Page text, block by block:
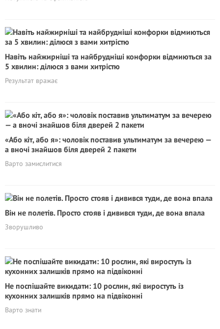
Навіть найжирніші та найбрудніші конфорки відмиються за
5 хвилин: ділюся з вами хитрістю
Результат вражає
«Або кіт, або я»: чоловік поставив ультиматум за вечерею —
а вночі знайшов біля дверей 2 пакети
Варто замислитися
Він не полетів. Просто стояв і дивився туди, де вона впала
Зворушливо
Не поспішайте викидати: 10 рослин, які виростуть із
кухонних залишків прямо на підвіконні
Варто знати